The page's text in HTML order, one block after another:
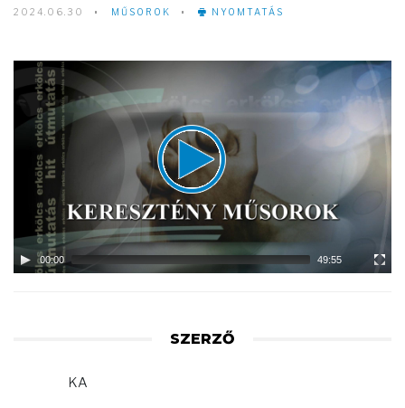
2024.06.30 MŰSOROK NYOMTATÁS
Video
Player
00:00 49:55
SZERZŐ
KA